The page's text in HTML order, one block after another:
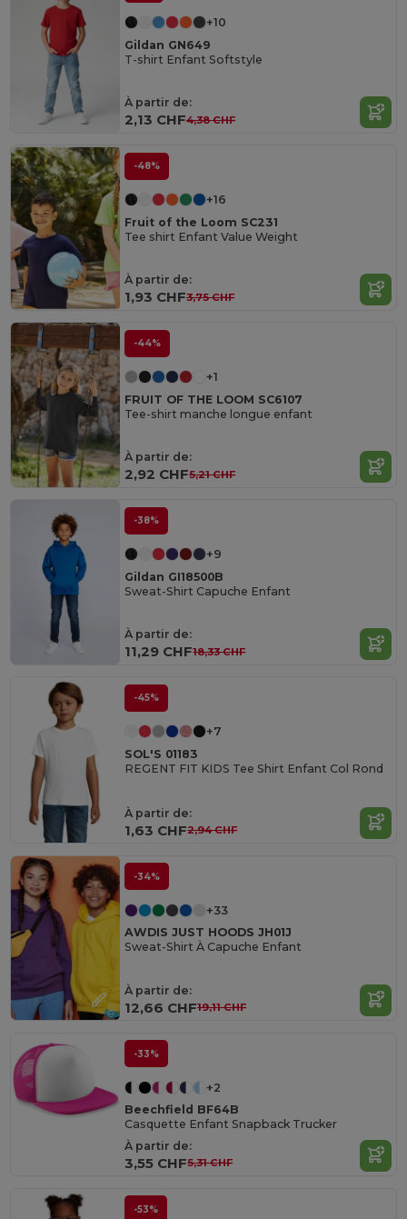
+10
Gildan GN649
T-shirt Enfant Softstyle
À partir de:
2,13 CHF4,38 CHF
-48%
+16
Fruit of the Loom SC231
Tee shirt Enfant Value Weight
À partir de:
1,93 CHF3,75 CHF
-44%
+1
FRUIT OF THE LOOM SC6107
Tee-shirt manche longue enfant
À partir de:
2,92 CHF5,21 CHF
-38%
+9
Gildan GI18500B
Sweat-Shirt Capuche Enfant
À partir de:
11,29 CHF18,33 CHF
-45%
+7
SOL'S 01183
REGENT FIT KIDS Tee Shirt Enfant Col Rond
À partir de:
1,63 CHF2,94 CHF
-34%
+33
AWDIS JUST HOODS JH01J
Sweat-Shirt À Capuche Enfant
À partir de:
12,66 CHF19,11 CHF
-33%
+2
Beechfield BF64B
Casquette Enfant Snapback Trucker
À partir de:
3,55 CHF5,31 CHF
-53%